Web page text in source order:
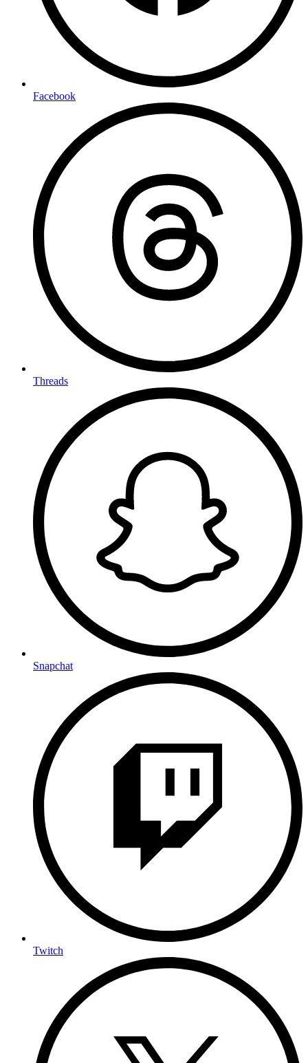
Facebook
Threads
Snapchat
Twitch